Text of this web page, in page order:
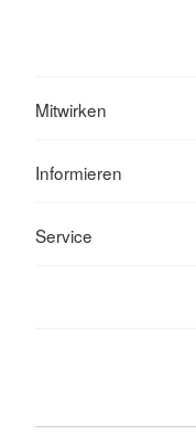
Mitwirken
Informieren
Service